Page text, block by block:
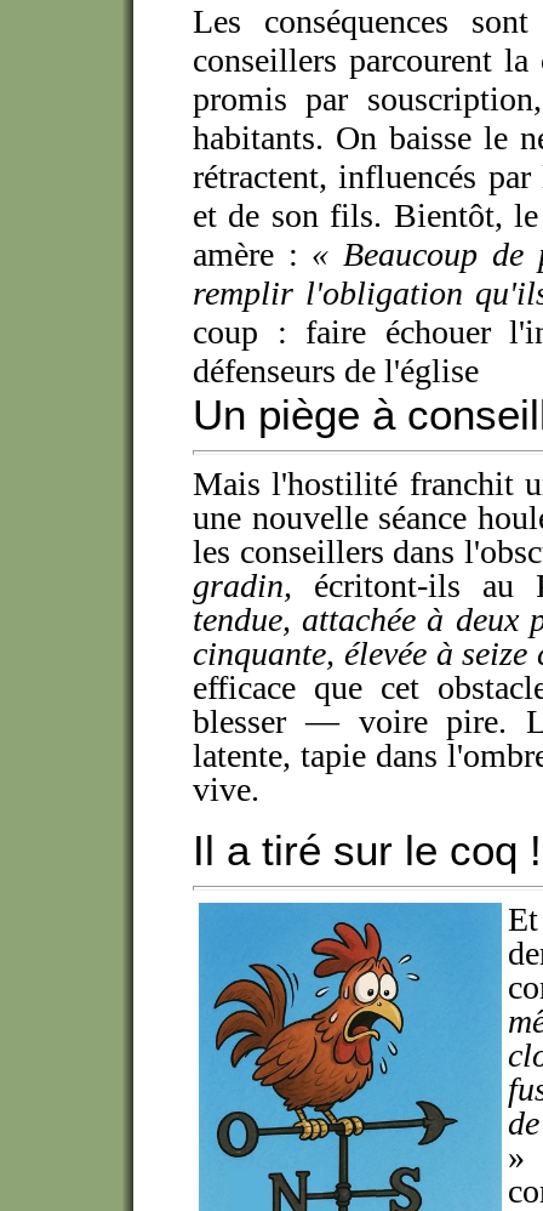
Les conséquences
conseillers parcourent
promis par
habitants. On baisse le
rétractent, influencés
et de son fils. Bientôt,
amère : « Beaucoup de
remplir l'obligation
coup : faire échouer
défenseurs de l'église
Un piège à
Mais l'hostilité franchit
une nouvelle séance
les conseillers dans
gradin, écritont-ils au
tendue, attachée à
cinquante, élevée à
efficace que cet
blesser — voire pire.
latente, tapie dans
vive.
Il a tiré sur le coq !
»